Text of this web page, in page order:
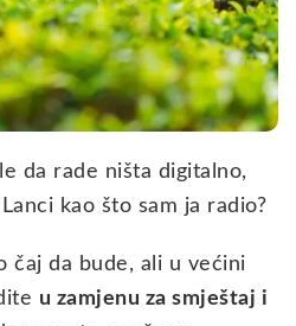
da rade ništa digitalno,
kao što sam ja radio?
čaj da bude, ali u većini
u zamjenu za smještaj i